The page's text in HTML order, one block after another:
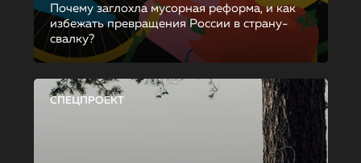
Почему заглохла мусорная реформа, и как
избежать превращения России в страну-
свалку?
СПЕЦПРОЕКТ